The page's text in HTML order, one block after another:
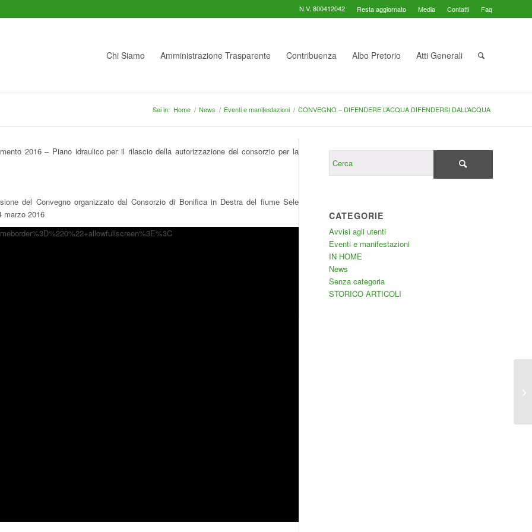
Resta aggiornato Media Contatti Faq
N.V. 800412042
Chi Siamo Amministrazione Trasparente Contribuenza Albo Pretorio Atti Generali
Sei in: Home / News / Eventi e manifestazioni / CONVEGNO – DIFENDERE L’ACQUA DIFENDERSI DALL’ACQUA
2016 – Piano idraulico per il rilascio della autorizzazione del consorzio per la
del Convegno organizzato dal Consorzio di Bonifica in Destra del fiume Sele
marzo 2016
CATEGORIE
Avvisi agli utenti
Eventi e manifestazioni
IN HOME
News
Senza categoria
STORICO ARTICOLI